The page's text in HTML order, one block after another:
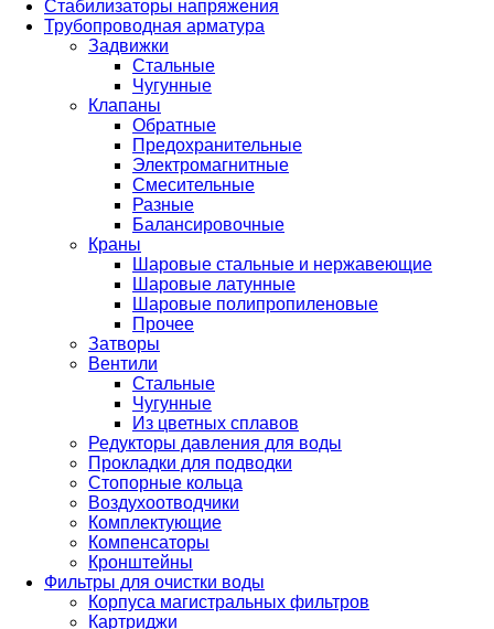
Стабилизаторы напряжения
Трубопроводная арматура
Задвижки
Стальные
Чугунные
Клапаны
Обратные
Предохранительные
Электромагнитные
Смесительные
Разные
Балансировочные
Краны
Шаровые стальные и нержавеющие
Шаровые латунные
Шаровые полипропиленовые
Прочее
Затворы
Вентили
Стальные
Чугунные
Из цветных сплавов
Редукторы давления для воды
Прокладки для подводки
Стопорные кольца
Воздухоотводчики
Комплектующие
Компенсаторы
Кронштейны
Фильтры для очистки воды
Корпуса магистральных фильтров
Картриджи